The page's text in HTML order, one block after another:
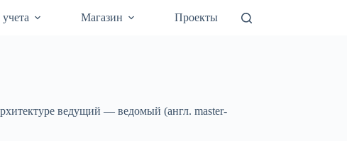
Магазин Проекты
ведущий — ведомый (англ. master-